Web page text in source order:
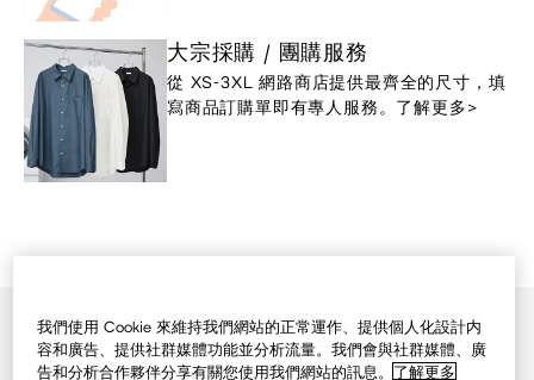
大宗採購 / 團購服務
從 XS-3XL 網路商店提供最齊全的尺寸，填
寫商品訂購單即有專人服務。了解更多>
GU網路商店首頁
會員與優惠券
我們使用 Cookie 來維持我們網站的正常運作、提供個人化設計内
容和廣告、提供社群媒體功能並分析流量。我們會與社群媒體、廣
告和分析合作夥伴分享有關您使用我們網站的訊息。 了解更多